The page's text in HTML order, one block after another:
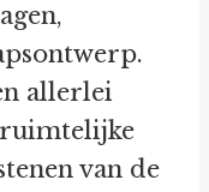
allerlei
van de